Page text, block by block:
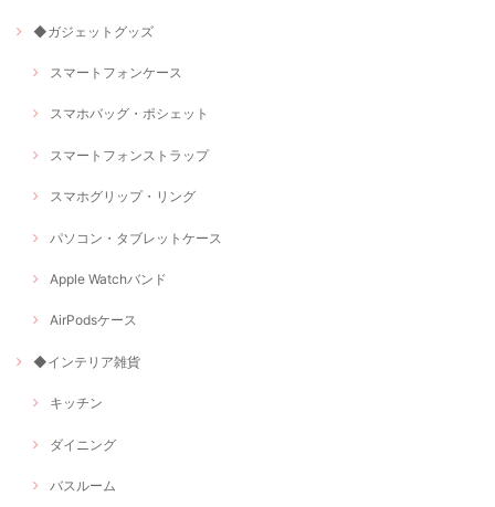
◆ガジェットグッズ
スマートフォンケース
スマホバッグ・ポシェット
スマートフォンストラップ
スマホグリップ・リング
パソコン・タブレットケース
Apple Watchバンド
AirPodsケース
◆インテリア雑貨
キッチン
ダイニング
バスルーム